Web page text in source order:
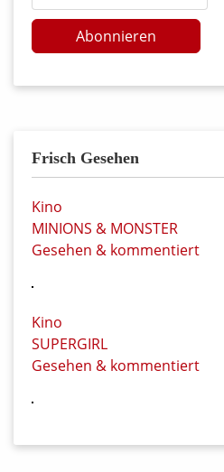
Abonnieren
Frisch Gesehen
Kino
MINIONS & MONSTER
Gesehen & kommentiert
Kino
SUPERGIRL
Gesehen & kommentiert